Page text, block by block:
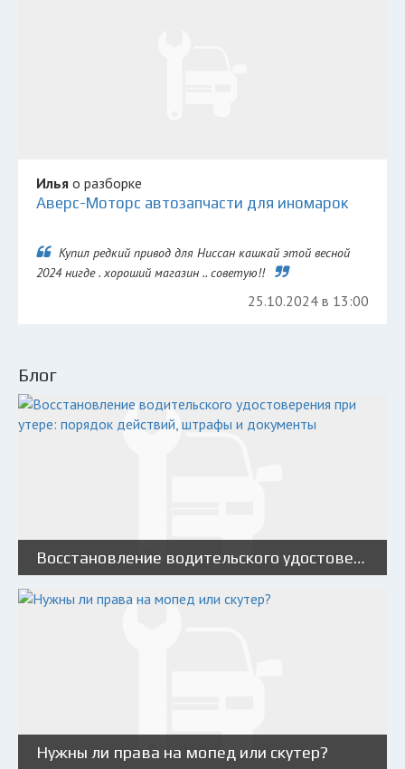
Илья о разборке
Аверс-Моторс автозапчасти для иномарок
Купил редкий привод для Ниссан кашкай этой весной
2024 нигде . хороший магазин .. советую!!
25.10.2024 в 13:00
Блог
Восстановление водительского удостоверения при утере: порядок действий, штрафы и документы
Нужны ли права на мопед или скутер?